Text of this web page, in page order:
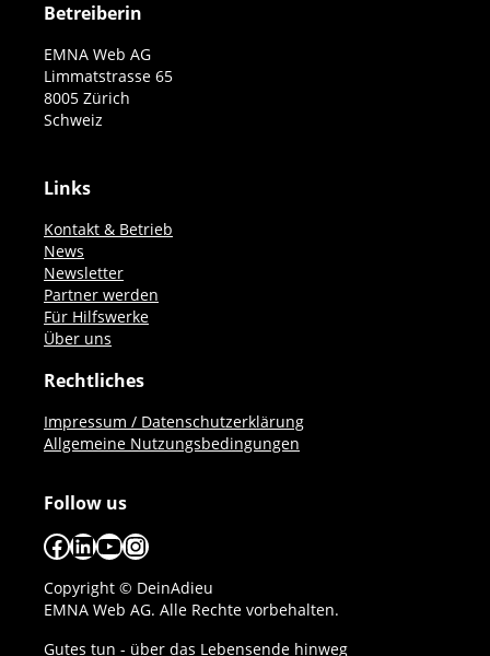
Betreiberin
EMNA Web AG
Limmatstrasse 65
8005 Zürich
Schweiz
Links
Kontakt & Betrieb
News
Newsletter
Partner werden
Für Hilfswerke
Über uns
Rechtliches
Impressum / Datenschutzerklärung
Allgemeine Nutzungsbedingungen
Follow us
Facebook
LinkedIn
YouTube
Instagram
Copyright © DeinAdieu
EMNA Web AG. Alle Rechte vorbehalten.
Gutes tun - über das Lebensende hinweg